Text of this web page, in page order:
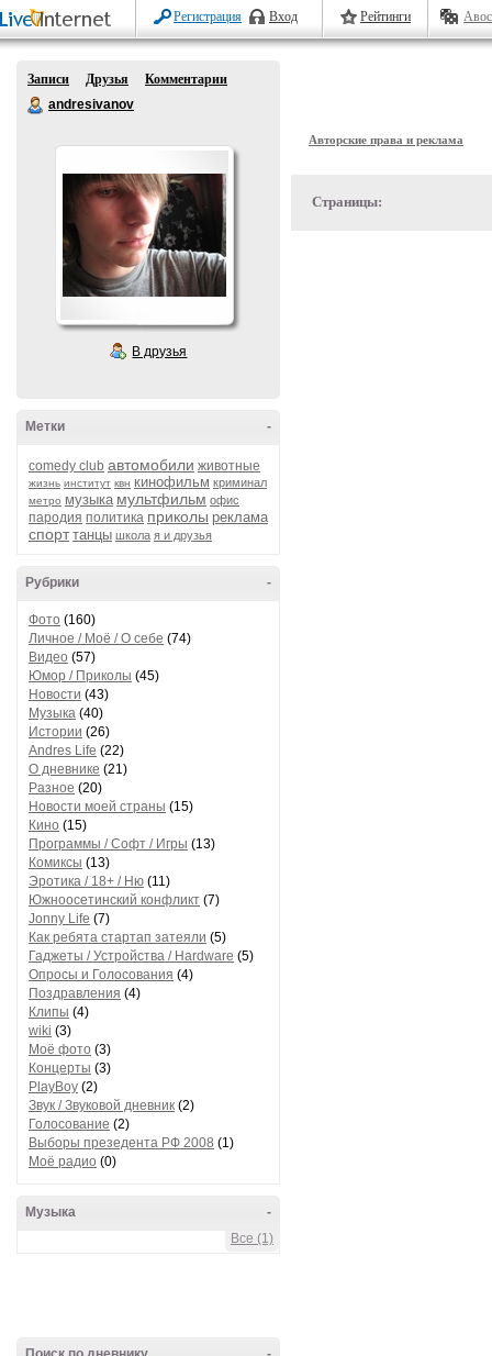
Регистрация Вход Рейтинги
Записи Друзья
Комментарии
andresivanov
В друзья
-
Метки
comedy club автомобили животные
жизнь институт квн кинофильм криминал
метро музыка мультфильм офис
пародия политика приколы реклама
спорт танцы школа я и друзья
-
Рубрики
Фото (160)
Личное / Моё / О себе (74)
Видео (57)
Юмор / Приколы (45)
Новости (43)
Музыка (40)
Истории (26)
Andres Life (22)
О дневнике (21)
Разное (20)
Новости моей страны (15)
Кино (15)
Программы / Софт / Игры (13)
Комиксы (13)
Эротика / 18+ / Ню (11)
Южноосетинский конфликт (7)
Jonny Life (7)
Как ребята стартап затеяли (5)
Гаджеты / Устройства / Hardware (5)
Опросы и Голосования (4)
Поздравления (4)
Клипы (4)
wiki (3)
Моё фото (3)
Концерты (3)
PlayBoy (2)
Звук / Звуковой дневник (2)
Голосование (2)
Выборы презедента РФ 2008 (1)
Моё радио (0)
-
Музыка
Все (1)
Авторские права и реклама
Страницы: